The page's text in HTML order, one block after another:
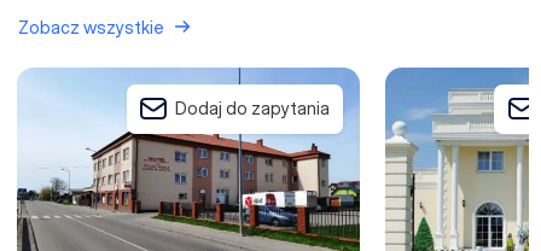
Zobacz wszystkie
Dodaj do zapytania
Parisel Palace